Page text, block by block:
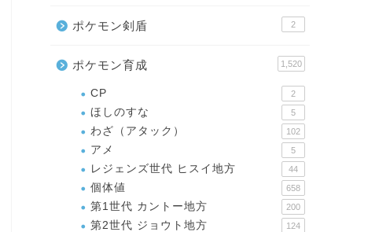
ポケモン剣盾 2
ポケモン育成 1,520
CP 2
ほしのすな 5
わざ（アタック） 102
アメ 5
レジェンズ世代 ヒスイ地方 44
個体値 658
第1世代 カントー地方 200
第2世代 ジョウト地方 124